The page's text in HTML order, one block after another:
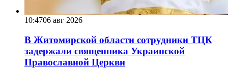
10:4706 авг 2026
В Житомирской области сотрудники ТЦК
задержали священника Украинской
Православной Церкви